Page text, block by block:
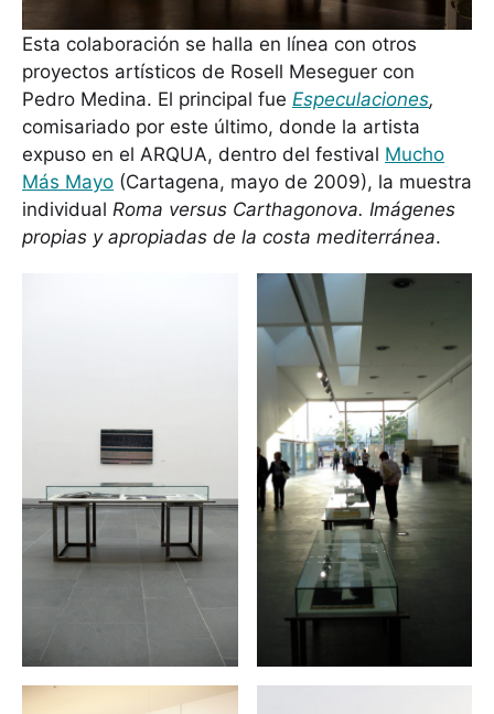
Esta colaboración se halla en línea con otros
proyectos artísticos de Rosell Meseguer con
Pedro Medina. El principal fue Especulaciones,
comisariado por este último, donde la artista
expuso en el ARQUA, dentro del festival Mucho
Más Mayo (Cartagena, mayo de 2009), la muestra
individual Roma versus Carthagonova. Imágenes
propias y apropiadas de la costa mediterránea.